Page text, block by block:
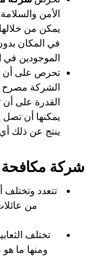
الأمن
يمكن من
في المكان
الموجودين في
تحرص على أن
الشركة مصرح
القدرة على
يمكنها أن
ينتج عن ذلك
شركة
من
تختلف
ومنها ما